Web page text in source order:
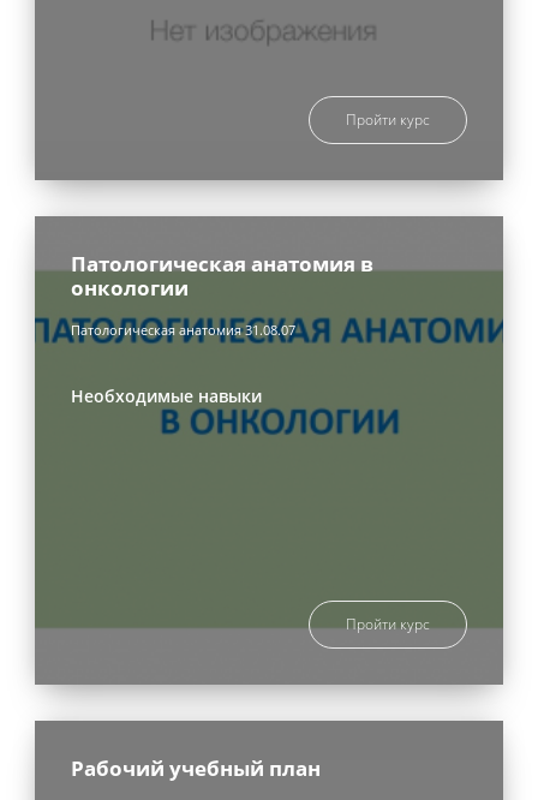
Пройти курс
Патологическая анатомия в
онкологии
Патологическая анатомия 31.08.07
Необходимые навыки
Пройти курс
Рабочий учебный план